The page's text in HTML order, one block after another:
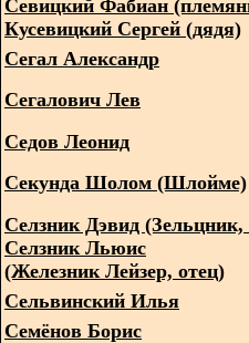
Севицкий Фабиан
Кусевицкий Сергей (дядя)
Сегал Александр
Сегалович Лев
Седов Леонид
Секунда Шолом (Шлойме)
Селзник Дэвид
Селзник Льюис
(Железник Лейзер, отец)
Сельвинский Илья
Семёнов Борис